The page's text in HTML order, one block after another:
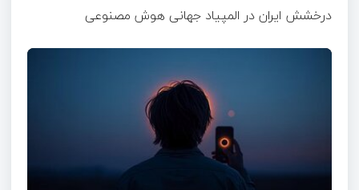
درخشش ایران در المپیاد جهانی هوش مصنوعی